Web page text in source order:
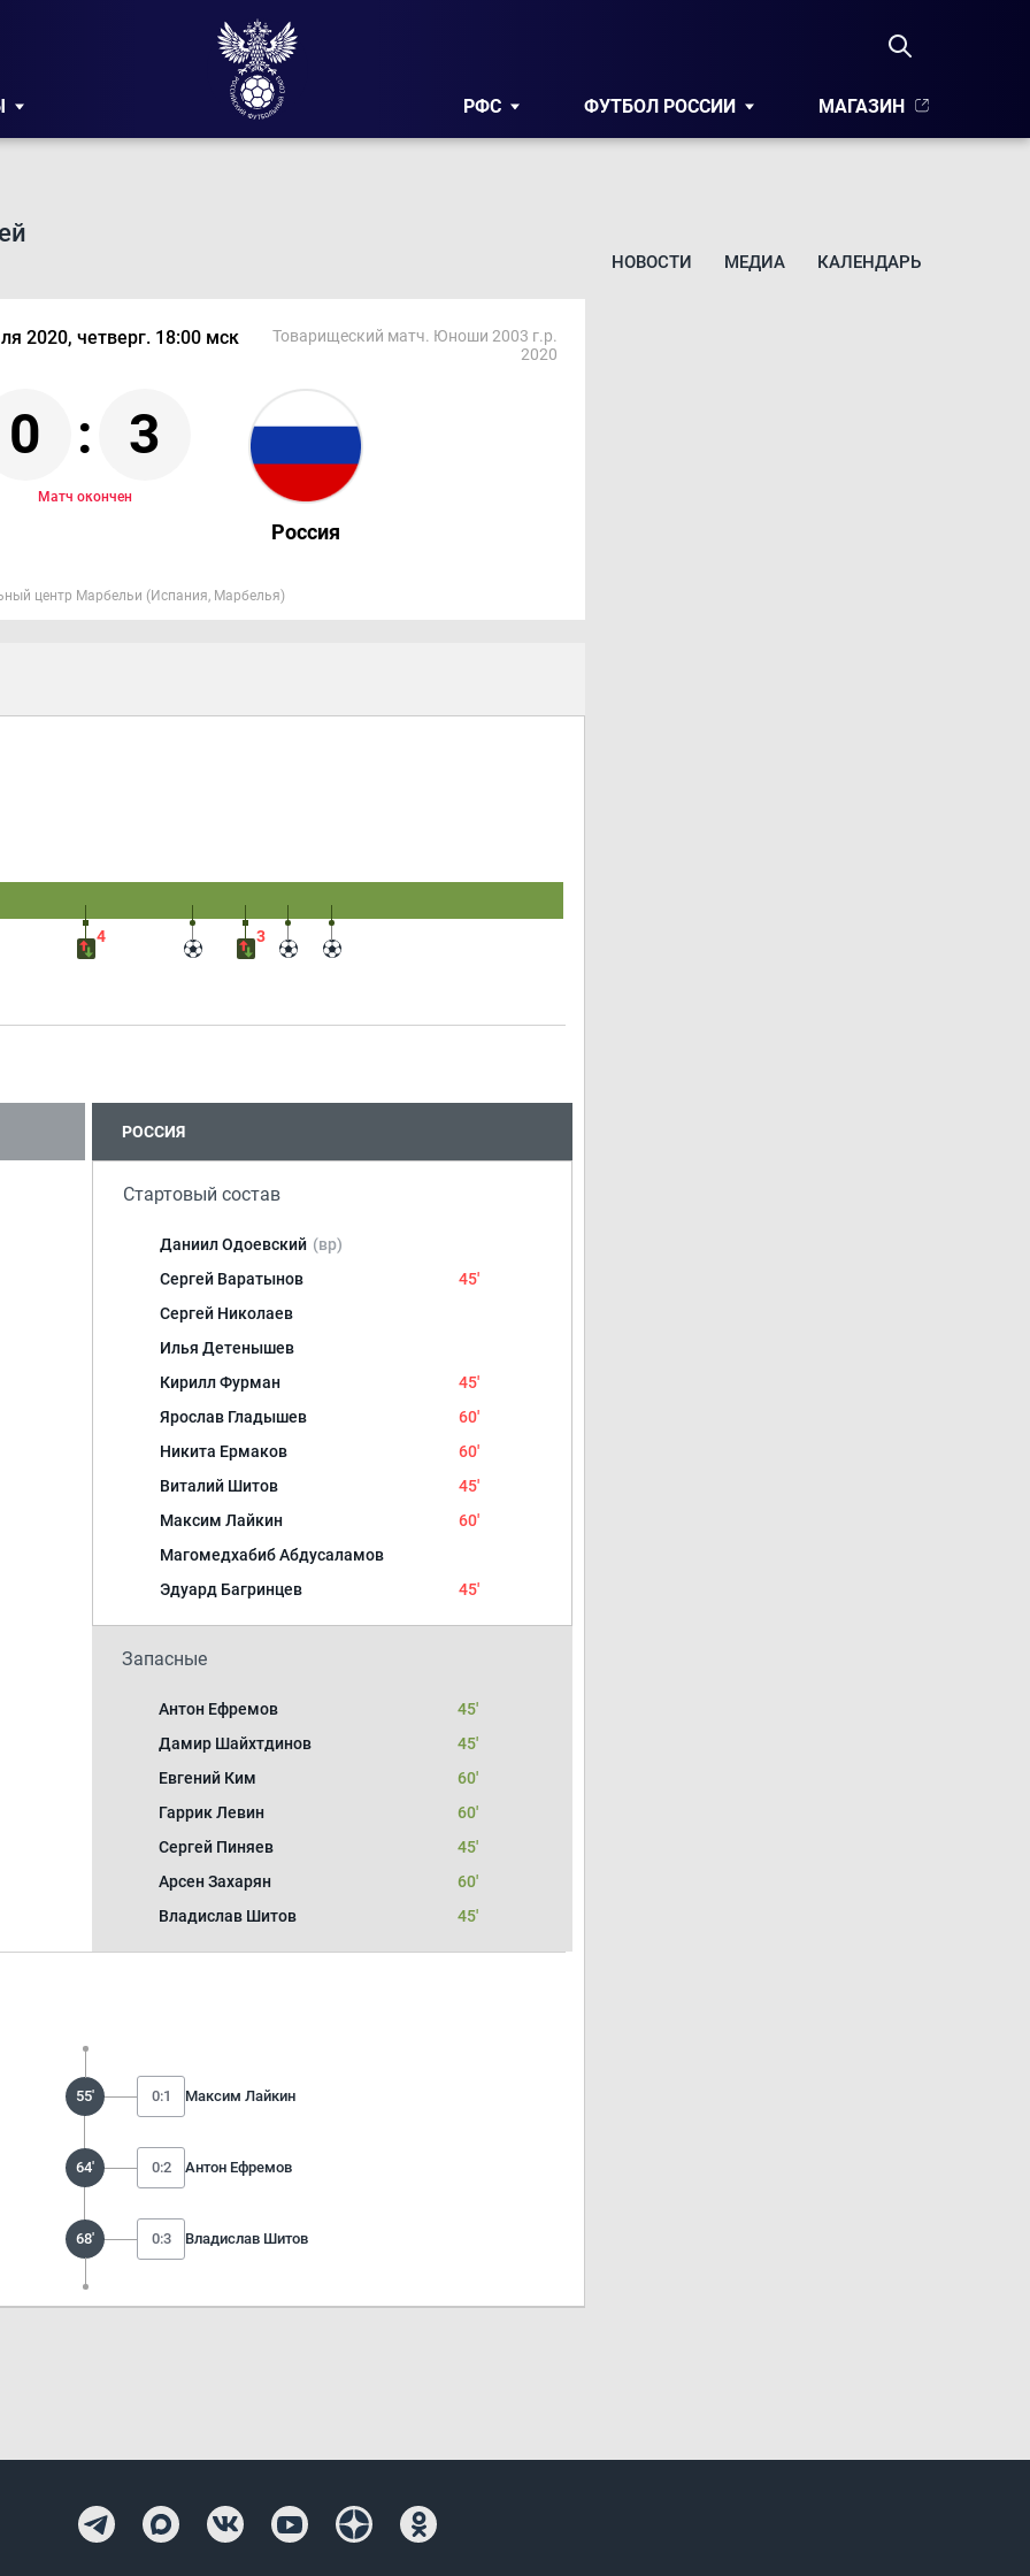
РФС ФУТБОЛ РОССИИ МАГАЗИН
НОВОСТИ МЕДИА КАЛЕНДАРЬ
2020, четверг. 18:00 мск
Товарищеский матч. Юноши 2003 г.р.
2020
0 : 3
Матч окончен
Россия
центр Марбельи (Испания, Марбелья)
4 3
РОССИЯ
Стартовый состав
Даниил Одоевский (вр)
Сергей Варатынов
45'
Сергей Николаев
Илья Детенышев
Кирилл Фурман
45'
Ярослав Гладышев
60'
Никита Ермаков
60'
Виталий Шитов
45'
Максим Лайкин
60'
Магомедхабиб Абдусаламов
Эдуард Багринцев
45'
Запасные
Антон Ефремов
45'
Дамир Шайхтдинов
45'
Евгений Ким
60'
Гаррик Левин
60'
Сергей Пиняев
45'
Арсен Захарян
60'
Владислав Шитов
45'
55' 0:1 Максим Лайкин
64' 0:2 Антон Ефремов
68' 0:3 Владислав Шитов